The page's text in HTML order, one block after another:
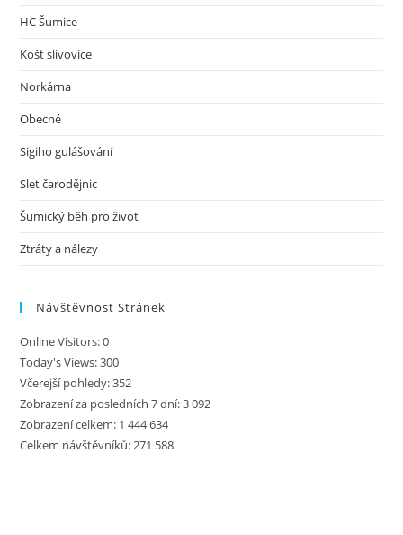
HC Šumice
Košt slivovice
Norkárna
Obecné
Sigiho gulášování
Slet čarodějnic
Šumický běh pro život
Ztráty a nálezy
Návštěvnost Stránek
Online Visitors:0
Today's Views:300
Včerejší pohledy:352
Zobrazení za posledních 7 dní:3 092
Zobrazení celkem: 1 444 634
Celkem návštěvníků:271 588